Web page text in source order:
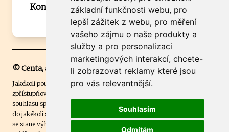
základní funkčnosti webu, pro
lepší zážitek z webu, pro měření
vašeho zájmu o naše produkty a
služby a pro personalizaci
marketingových interakcí, chcete-
li zobrazovat reklamy které jsou
pro vás relevantnější.
Souhlasím
Odmítám
Kontaktujte šéfredaktora Martina Chalupu:
chalupa@ctidoma.cz
© Centa, a.s.
Jakékoli použití obsahu včetně převzetí, šíření či dalšího užití a
zpřístupňování textových či obrazových materiálů bez písemného
souhlasu společnosti Centa,a.s. je zakázáno. Čtenář svým přihlášením
do jakékoli soutěže na našem webu dává souhlas s tím, že v případě, že
se stane výhercem této soutěže, může být jeho jméno na webu